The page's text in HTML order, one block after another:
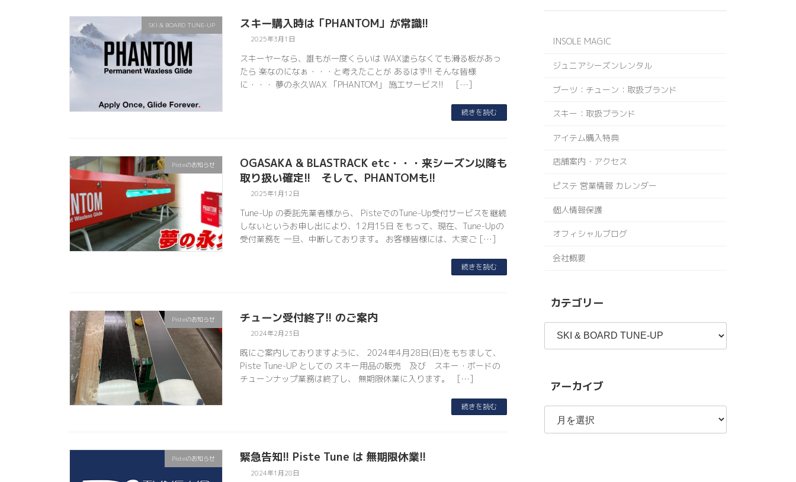
SKI & BOARD TUNE-UP スキー購入時は「PHANTOM」が常識!!
2025年3月1日
スキーヤーなら、誰もが一度くらいは WAX塗らなくても滑る板があっ
たら 楽なのになぁ・・・と考えたことが あるはず!! そんな皆様
に・・・ 夢の永久WAX 「PHANTOM」 施工サービス!! […]
続きを読む
Pisteのお知らせ
OGASAKA & BLASTRACK etc・・・来シーズン以降も
取り扱い確定!! そして、PHANTOMも!!
2025年1月12日
Tune-Up の委託先業者様から、 PisteでのTune-Up受付サービスを継続
しないというお申し出により、12月15日 をもって、現在、Tune-Upの
受付業務を 一旦、中断しております。 お客様皆様には、大変ご […]
続きを読む
Pisteのお知らせ チューン受付終了!! のご案内
2024年2月23日
既にご案内しておりますように、 2024年4月28日(日)をもちまして、
Piste Tune-UP としての スキー用品の販売 及び スキー・ボードの
チューンナップ業務は終了し、 無期限休業に入ります。 […]
続きを読む
Pisteのお知らせ 緊急告知!! Piste Tune は 無期限休業!!
2024年1月28日
INSOLE MAGIC
ジュニアシーズンレンタル
ブーツ：チューン：取扱ブランド
スキー：取扱ブランド
アイテム購入特典
店舗案内・アクセス
ピステ 営業情報 カレンダー
個人情報保護
オフィシャルブログ
会社概要
カテゴリー
カ
ゴ
アーカイブ
ア
カ